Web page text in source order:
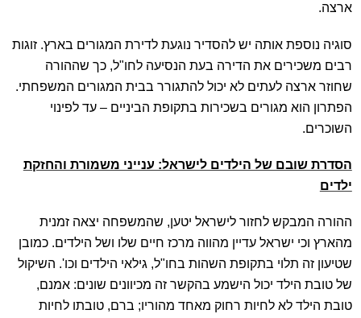
ארצה.
סוגיה נוספת אותה יש להסדיר נוגעת לדירת המגורים בארץ. זוגות
רבים משכירים את הדירה בעת הנסיעה לחו"ל, כך שההורה
שחוזר ארצה לעתים לא יכול להתגורר בבית המגורים המשפחתי.
הפתרון הוא מגורים בשכירות בתקופת הביניים – עד לפינוי
השוכרים.
הסדרת שובם של הילדים לישראל: ענייני משמורת והחזקת
ילדים
ההורה המבקש לחזור לישראל יטען, שהמשפחה יצאה זמנית
מהארץ וכי ישראל עדיין מהווה מרכז חיים שלו ושל הילדים. כמובן
שטיעון זה תלוי בתקופת השהות בחו"ל, גילאי הילדים וכו'. השיקול
של טובת הילד יכול הישמע בהקשר זה מכיוונים שונים: אמנם,
טובת הילד לא לחיות רחוק מאחד מהוריו; ברם, טובתו לחיות